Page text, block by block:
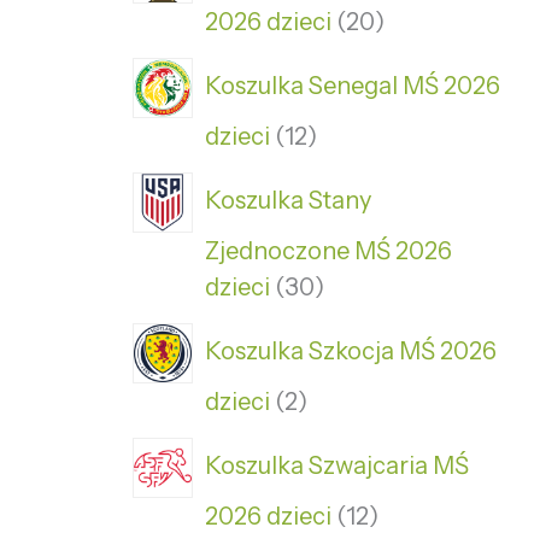
2026 dzieci 20
Koszulka Senegal MŚ 2026
dzieci 12
Koszulka Stany
Zjednoczone MŚ 2026
dzieci 30
Koszulka Szkocja MŚ 2026
dzieci 2
Koszulka Szwajcaria MŚ
2026 dzieci 12